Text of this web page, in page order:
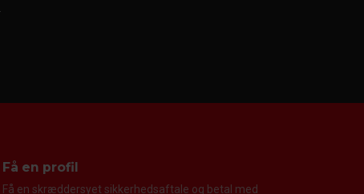
Få en profil
Få en skræddersyet sikkerhedsaftale og betal med